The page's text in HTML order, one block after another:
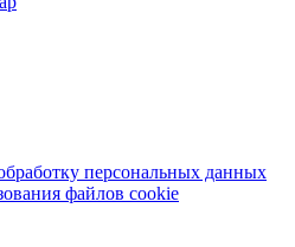
персональных данных
файлов cookie